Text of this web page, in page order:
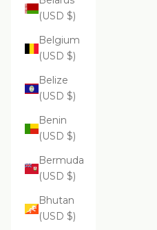
(USD $)
Belgium
(USD $)
Belize
(USD $)
Benin
(USD $)
Bermuda
(USD $)
Bhutan
(USD $)